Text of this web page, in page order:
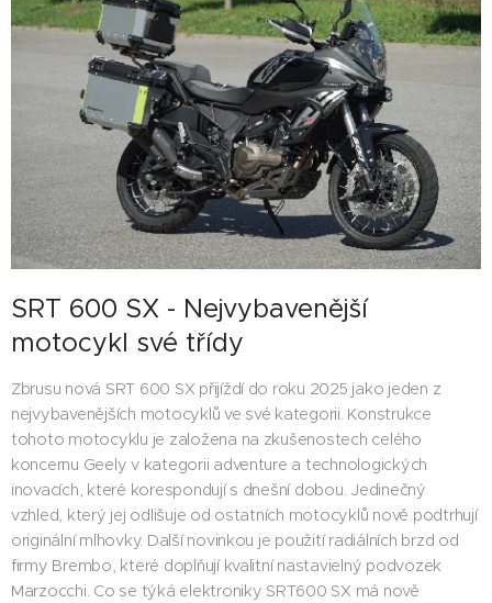
SRT 600 SX - Nejvybavenější
motocykl své třídy
Zbrusu nová SRT 600 SX přijíždí do roku 2025 jako jeden z
nejvybavenějších motocyklů ve své kategorii. Konstrukce
tohoto motocyklu je založena na zkušenostech celého
koncernu Geely v kategorii adventure a technologických
inovacích, které korespondují s dnešní dobou. Jedinečný
vzhled, který jej odlišuje od ostatních motocyklů nově podtrhují
originální mlhovky. Další novinkou je použití radiálních brzd od
firmy Brembo, které doplňují kvalitní nastavielný podvozek
Marzocchi. Co se týká elektroniky SRT600 SX má nově